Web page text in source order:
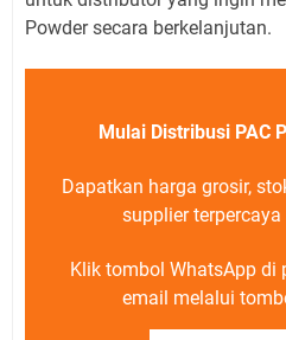
Powder secara berkelanjutan.
Mulai Distribusi PAC
Dapatkan harga grosir,
supplier
Klik tombol WhatsApp di
email melalui